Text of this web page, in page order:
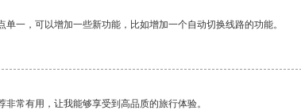
单一，可以增加一些新功能，比如增加一个自动切换线路的功能。
常有用，让我能够享受到高品质的旅行体验。